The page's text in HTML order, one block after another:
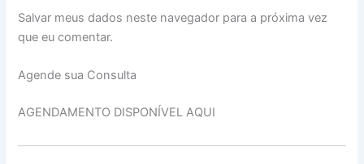
Salvar meus dados neste navegador para a próxima vez
que eu comentar.
Agende sua Consulta
AGENDAMENTO DISPONÍVEL AQUI